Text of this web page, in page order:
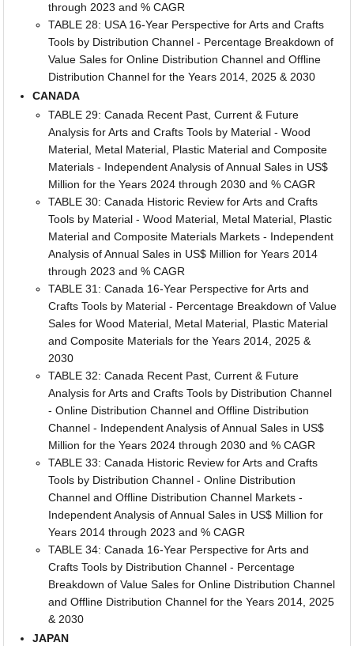
through 2023 and % CAGR
TABLE 28: USA 16-Year Perspective for Arts and Crafts
Tools by Distribution Channel - Percentage Breakdown of
Value Sales for Online Distribution Channel and Offline
Distribution Channel for the Years 2014, 2025 & 2030
CANADA
TABLE 29: Canada Recent Past, Current & Future
Analysis for Arts and Crafts Tools by Material - Wood
Material, Metal Material, Plastic Material and Composite
Materials - Independent Analysis of Annual Sales in US$
Million for the Years 2024 through 2030 and % CAGR
TABLE 30: Canada Historic Review for Arts and Crafts
Tools by Material - Wood Material, Metal Material, Plastic
Material and Composite Materials Markets - Independent
Analysis of Annual Sales in US$ Million for Years 2014
through 2023 and % CAGR
TABLE 31: Canada 16-Year Perspective for Arts and
Crafts Tools by Material - Percentage Breakdown of Value
Sales for Wood Material, Metal Material, Plastic Material
and Composite Materials for the Years 2014, 2025 &
2030
TABLE 32: Canada Recent Past, Current & Future
Analysis for Arts and Crafts Tools by Distribution Channel
- Online Distribution Channel and Offline Distribution
Channel - Independent Analysis of Annual Sales in US$
Million for the Years 2024 through 2030 and % CAGR
TABLE 33: Canada Historic Review for Arts and Crafts
Tools by Distribution Channel - Online Distribution
Channel and Offline Distribution Channel Markets -
Independent Analysis of Annual Sales in US$ Million for
Years 2014 through 2023 and % CAGR
TABLE 34: Canada 16-Year Perspective for Arts and
Crafts Tools by Distribution Channel - Percentage
Breakdown of Value Sales for Online Distribution Channel
and Offline Distribution Channel for the Years 2014, 2025
& 2030
JAPAN